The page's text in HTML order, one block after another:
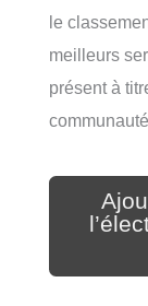
le
meilleurs
présent à